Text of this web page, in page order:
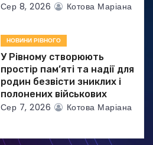
Сер 8, 2026 Котова Маріана
НОВИНИ РІВНОГО
У Рівному створюють
простір пам’яті та надії для
родин безвісти зниклих і
полонених військових
Сер 7, 2026 Котова Маріана